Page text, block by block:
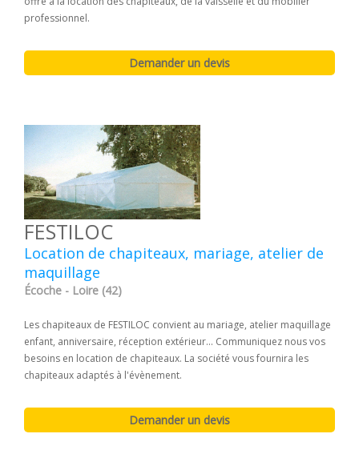
professionnel.
FESTILOC
Location de chapiteaux, mariage, atelier de
maquillage
Écoche - Loire (42)
Les chapiteaux de FESTILOC convient au mariage, atelier maquillage
enfant, anniversaire, réception extérieur... Communiquez nous vos
besoins en location de chapiteaux. La société vous fournira les
chapiteaux adaptés à l'évènement.